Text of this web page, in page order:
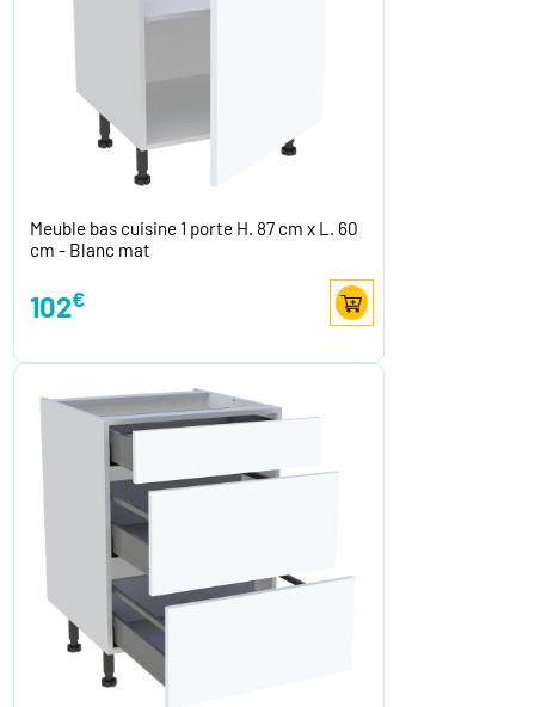
Meuble bas cuisine 1 porte H. 87 cm x L. 60
cm - Blanc mat
102€